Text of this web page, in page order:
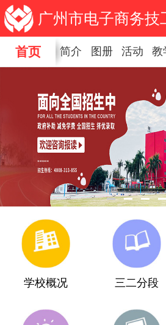
广州市电子商务技
首页 简介 图册 活动 教
学校概况 三二分段